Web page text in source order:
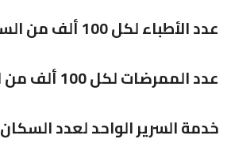
عدد الأطباء لكل 100 ألف من السكان في مصر
عدد الممرضات لكل 100 ألف من السكان في مصر
خدمة السرير الواحد لعدد السكان